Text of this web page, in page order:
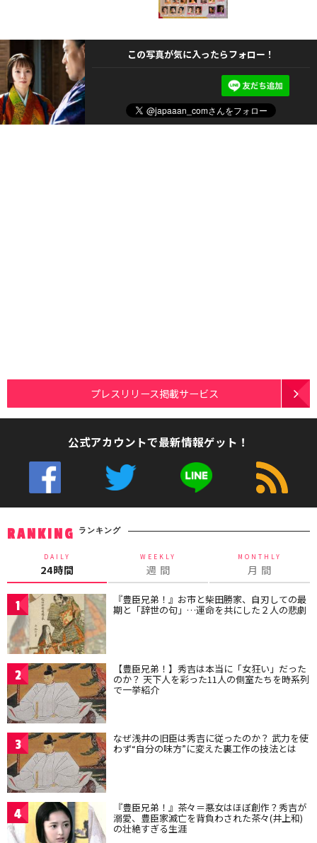
この写真が気に入ったらフォロー！
プレスリリース掲載サービス
公式アカウントで最新情報ゲット！
RANKING ランキング
DAILY
24時間
WEEKLY
週 間
MONTHLY
月 間
1 『豊臣兄弟！』お市と柴田勝家、自刃しての最
期と「辞世の句」…運命を共にした２人の悲劇
2 【豊臣兄弟！】秀吉は本当に「女狂い」だった
のか？ 天下人を彩った11人の側室たちを時系列
で一挙紹介
3 なぜ浅井の旧臣は秀吉に従ったのか？ 武力を使
わず“自分の味方”に変えた裏工作の技法とは
4 『豊臣兄弟！』茶々＝悪女はほぼ創作？秀吉が
溺愛、豊臣家滅亡を背負わされた茶々(井上和)
の壮絶すぎる生涯